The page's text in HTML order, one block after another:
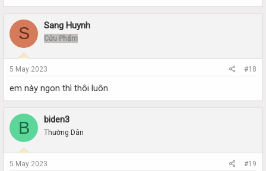
S Sang Huynh
Cửu Phẩm
5 May 2023 #18
em này ngon thì thôi luôn
B biden3
Thường Dân
5 May 2023 #19